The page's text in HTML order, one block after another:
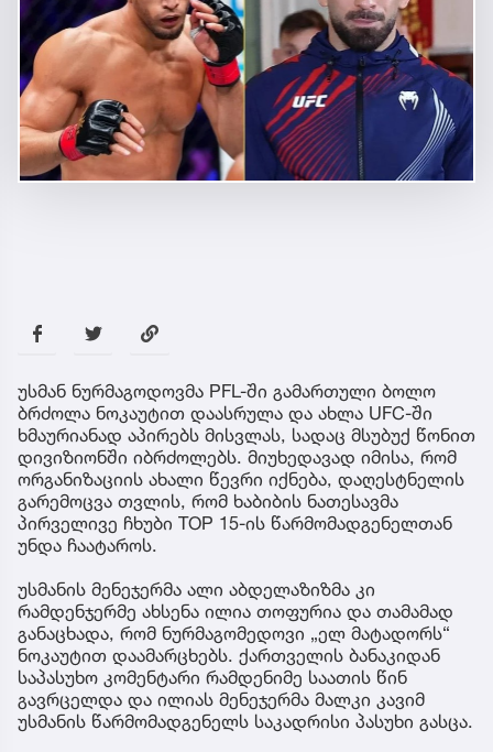
უსმან ნურმაგოდოვმა PFL-ში გამართული ბოლო
ბრძოლა ნოკაუტით დაასრულა და ახლა UFC-ში
ხმაურიანად აპირებს მისვლას, სადაც მსუბუქ წონით
დივიზიონში იბრძოლებს. მიუხედავად იმისა, რომ
ორგანიზაციის ახალი წევრი იქნება, დაღესტნელის
გარემოცვა თვლის, რომ ხაბიბის ნათესავმა
პირველივე ჩხუბი TOP 15-ის წარმომადგენელთან
უნდა ჩაატაროს.
უსმანის მენეჯერმა ალი აბდელაზიზმა კი
რამდენჯერმე ახსენა ილია თოფურია და თამამად
განაცხადა, რომ ნურმაგომედოვი „ელ მატადორს“
ნოკაუტით დაამარცხებს. ქართველის ბანაკიდან
საპასუხო კომენტარი რამდენიმე საათის წინ
გავრცელდა და ილიას მენეჯერმა მალკი კავიმ
უსმანის წარმომადგენელს საკადრისი პასუხი გასცა.